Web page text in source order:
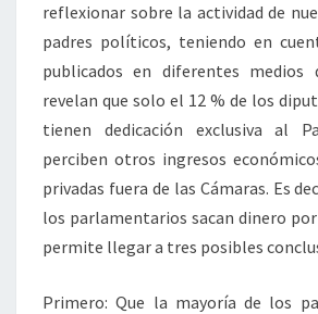
reflexionar sobre la actividad de
padres políticos, teniendo en
publicados en diferentes medios
revelan que solo el 12 % de los
tienen dedicación exclusiva al
perciben otros ingresos
privadas fuera de las Cámaras. Es
los parlamentarios sacan dinero
permite llegar a tres posibles
Primero: Que la mayoría de los